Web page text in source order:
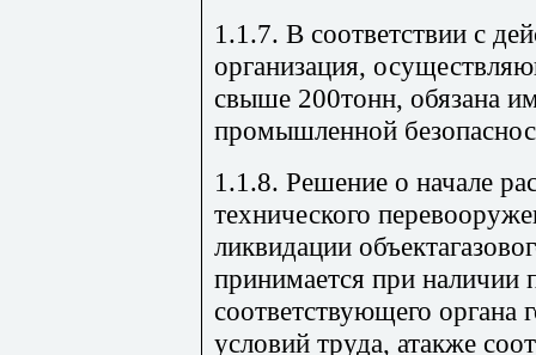
1.1.7. В соответствии с
организация,
свыше 200тонн, обязана
промышленной
1.1.8. Решение о начале
технического
ликвидации
принимается при наличии
соответствующего органа
условий труда, атакже